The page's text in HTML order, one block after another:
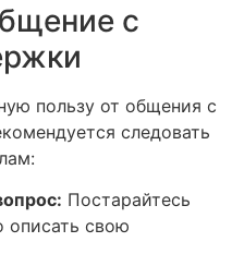
с
пользу от общения с
следовать
Постарайтесь
описать свою